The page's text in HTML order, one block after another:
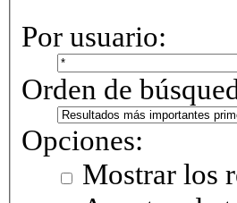
Por usuario:
Orden de
Opciones:
Mostrar los